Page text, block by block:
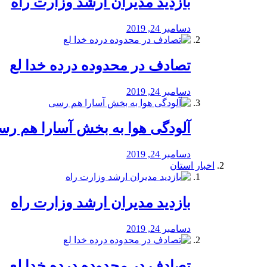
دسامبر 24, 2019
تصادف در محدوده درده خدا لع
دسامبر 24, 2019
آلودگی هوا به بخش آسارا هم
دسامبر 24, 2019
اخبار استان
بازدید مدیران ارشد وزارت راه
دسامبر 24, 2019